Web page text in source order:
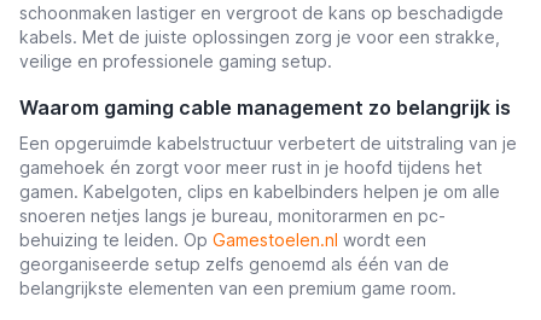
schoonmaken lastiger en vergroot de kans op beschadigde
kabels. Met de juiste oplossingen zorg je voor een strakke,
veilige en professionele gaming setup.
Waarom gaming cable management zo belangrijk is
Een opgeruimde kabelstructuur verbetert de uitstraling van je
gamehoek én zorgt voor meer rust in je hoofd tijdens het
gamen. Kabelgoten, clips en kabelbinders helpen je om alle
snoeren netjes langs je bureau, monitorarmen en pc-
behuizing te leiden. Op Gamestoelen.nl wordt een
georganiseerde setup zelfs genoemd als één van de
belangrijkste elementen van een premium game room.